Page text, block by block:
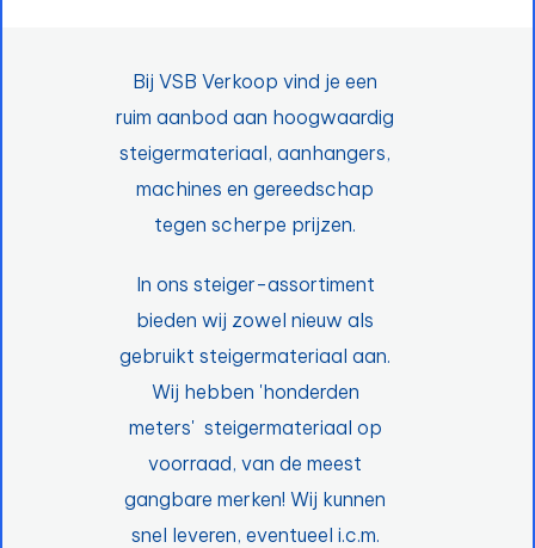
Bij VSB Verkoop vind je een
ruim aanbod aan hoogwaardig
steigermateriaal, aanhangers,
machines en gereedschap
tegen scherpe prijzen.
In ons steiger-assortiment
bieden wij zowel nieuw als
gebruikt steigermateriaal aan.
Wij hebben 'honderden
meters' steigermateriaal op
voorraad, van de meest
gangbare merken! Wij kunnen
snel leveren, eventueel i.c.m.